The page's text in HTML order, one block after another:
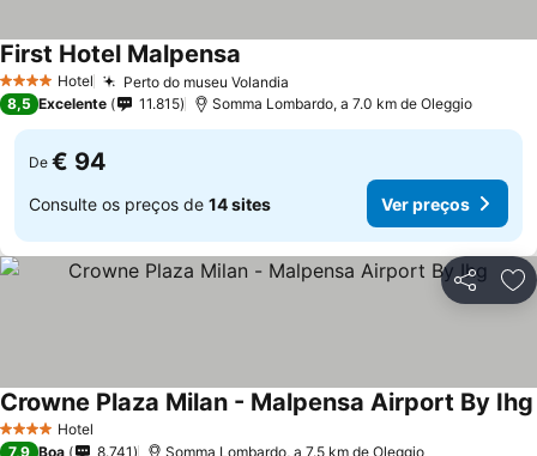
4 EstrelasHotel Perto do museu Volandia
First Hotel Malpensa
8,5 Excelente 11.815 Somma Lombardo, a 7.0 km de Oleggio
De € 94
Consulte os preços de 14 sites Ver preços
Partilhar
4 EstrelasHotel
Crowne Plaza Milan - Malpensa Airport By Ihg
7,9 Boa 8.741 Somma Lombardo, a 7.5 km de Oleggio